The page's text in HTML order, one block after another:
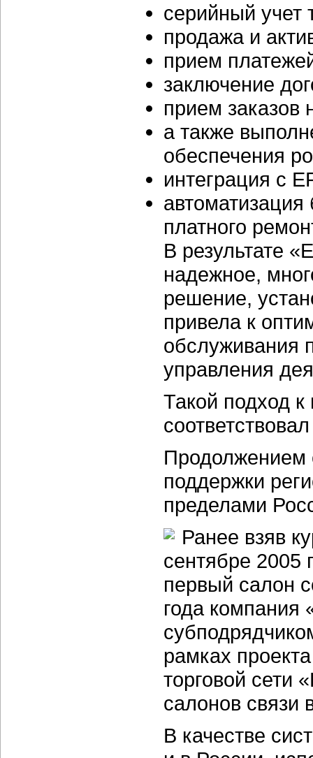
серийный учет
продажа и
прием
заключение
прием заказов
а также
обеспечения
интеграция с
автоматизация
платного
В результате
надежное,
решение,
привела к
обслуживания
управления
Такой подход
Продолжением
поддержки
пределами
Ранее взяв
сентябре 2005
первый салон
года компания
рамках
торговой сети
салонов связи
В качестве